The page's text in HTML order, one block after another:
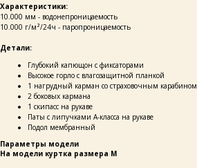
Характеристики:
10.000 мм - водонепроницаемость
10.000 г/м²/24ч - паропроницаемость
Детали:
Глубокий капющон с фиксаторами
Высокое горло с влагозащитной планкой
1 нагрудный карман со страховочным карабином
2 боковых кармана
1 скипасс на рукаве
Паты с липучками А-класса на рукаве
Подол мембранный
Параметры модели
На модели куртка размера M